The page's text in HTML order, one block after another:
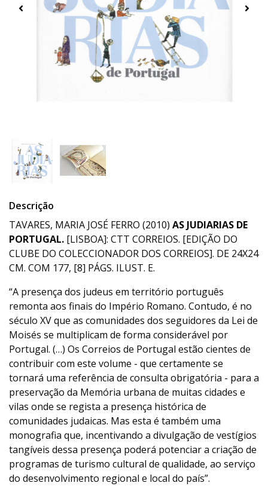
Descrição
TAVARES, MARIA JOSÉ FERRO (2010) AS JUDIARIAS DE
PORTUGAL. [LISBOA]: CTT CORREIOS. [EDIÇÃO DO
CLUBE DO COLECCIONADOR DOS CORREIOS]. DE 24X24
CM. COM 177, [8] PÁGS. ILUST. E.
“A presença dos judeus em território português
remonta aos finais do Império Romano. Contudo, é no
século XV que as comunidades dos seguidores da Lei de
Moisés se multiplicam de forma considerável por
Portugal. (…) Os Correios de Portugal estão cientes de
contribuir com este volume - que certamente se
tornará uma referência de consulta obrigatória - para a
preservação da Memória urbana de muitas cidades e
vilas onde se regista a presença histórica de
comunidades judaicas. Mas esta é também uma
monografia que, incentivando a divulgação de vestígios
tangíveis dessa presença poderá potenciar a criação de
programas de turismo cultural de qualidade, ao serviço
do desenvolvimento regional e local do país”.